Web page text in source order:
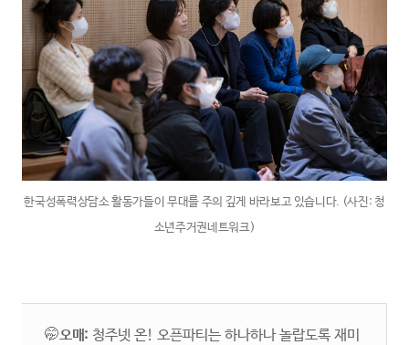
한국성폭력상담소 활동가들이 무대를 주의 깊게 바라보고 있습니다. (사진: 청
소년주거권네트워크)
🤭오매: 청주넷 온! 오픈파티는 하나하나 놀랍도록 재미